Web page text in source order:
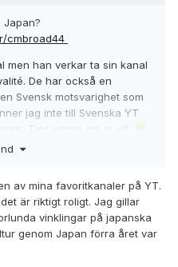
Japan?
cmbroad44
men han verkar ta sin kanal
De har också en
Svensk motsvarighet som
jag inte till Svenska YT
Tips gärna om ni vill.
😄
av mina favoritkanaler på YT.
är riktigt roligt. Jag gillar
vinklingar på japanska
genom Japan förra året var